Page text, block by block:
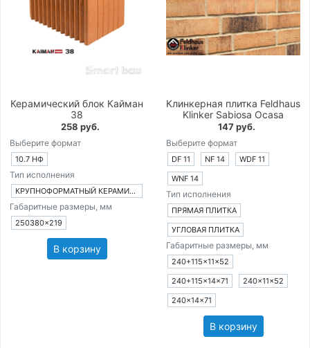
Керамический блок Кайман
38
258 руб.
Выберите формат
10.7 НФ
Тип исполнения
КРУПНОФОРМАТНЫЙ КЕРАМИЧЕСКИЙ БЛОК
Габаритные размеры, мм
250380×219
В корзину
Клинкерная плитка Feldhaus
Klinker Sabiosa Ocasa
147 руб.
Выберите формат
DF 11 NF 14
WDF 11
WNF 14
Тип исполнения
ПРЯМАЯ ПЛИТКА
УГЛОВАЯ ПЛИТКА
Габаритные размеры, мм
240+115×11×52
240+115×14×71
240×11×52
240×14×71
В корзину